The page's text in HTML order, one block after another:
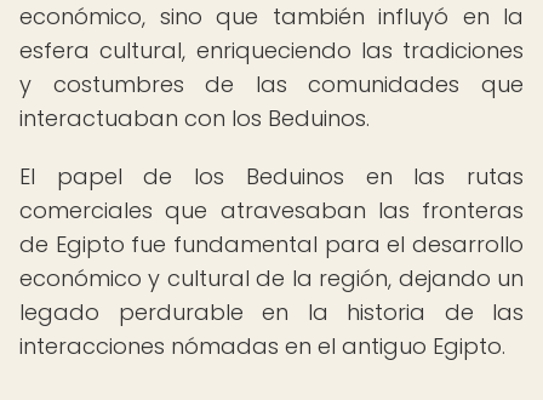
económico, sino que también influyó en la
esfera cultural, enriqueciendo las tradiciones
y costumbres de las comunidades que
interactuaban con los Beduinos.
El papel de los Beduinos en las rutas
comerciales que atravesaban las fronteras
de Egipto fue fundamental para el desarrollo
económico y cultural de la región, dejando un
legado perdurable en la historia de las
interacciones nómadas en el antiguo Egipto.